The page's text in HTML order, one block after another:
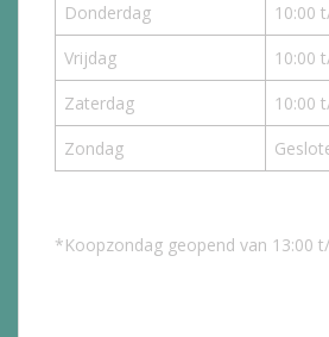
Donderdag
10:00
Vrijdag
10:00
Zaterdag
10:00
Zondag
*Koopzondag geopend van 13:00